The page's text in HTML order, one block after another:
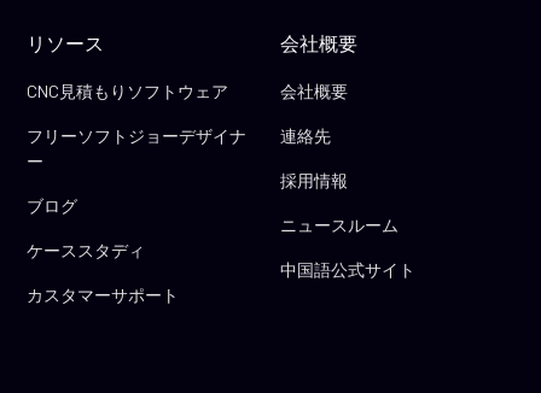
リソース
CNC見積もりソフトウェア
フリーソフトジョーデザイナ
ー
ブログ
ケーススタディ
カスタマーサポート
会社概要
会社概要
連絡先
採用情報
ニュースルーム
中国語公式サイト